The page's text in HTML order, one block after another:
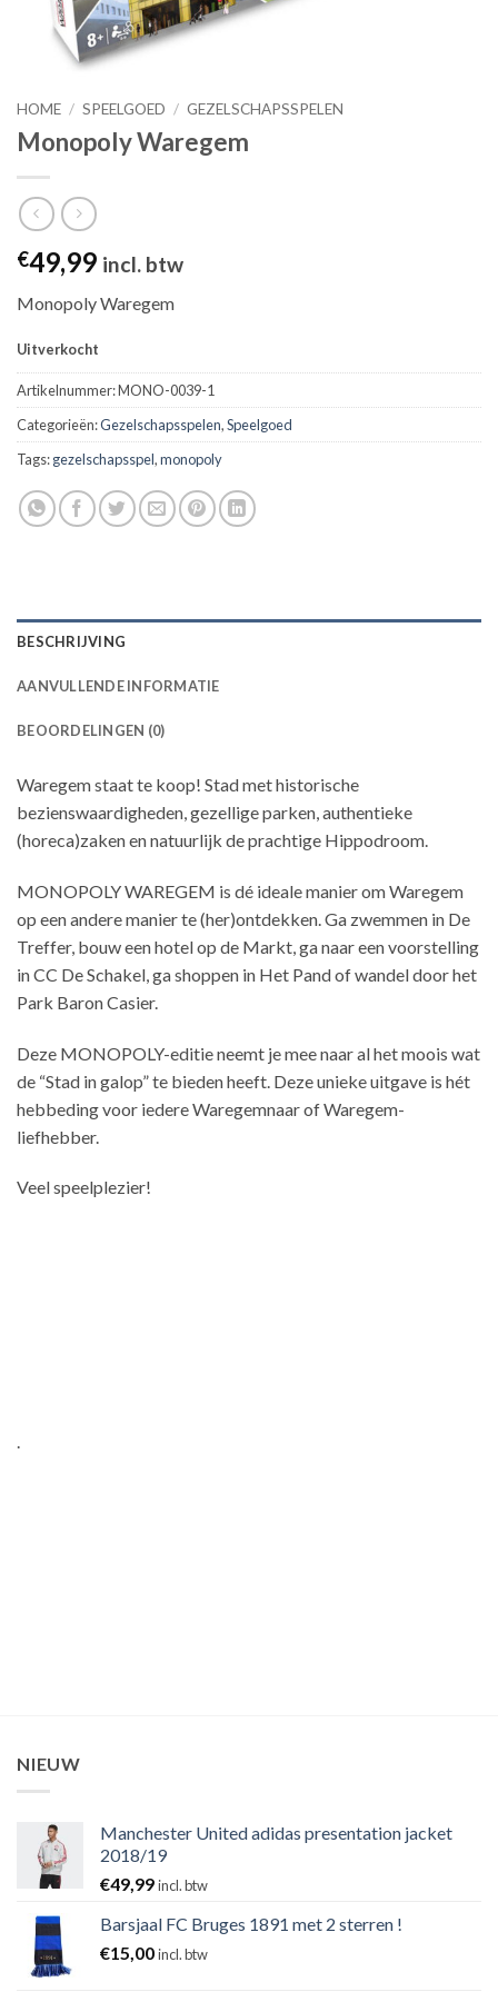
HOME / SPEELGOED / GEZELSCHAPSSPELEN
Monopoly Waregem
€49,99 incl. btw
Monopoly Waregem
Uitverkocht
Artikelnummer:MONO-0039-1
Categorieën:Gezelschapsspelen,Speelgoed
Tags:gezelschapsspel,monopoly
BESCHRIJVING
AANVULLENDE INFORMATIE
BEOORDELINGEN (0)
Waregem staat te koop! Stad met historische
bezienswaardigheden, gezellige parken, authentieke
(horeca)zaken en natuurlijk de prachtige Hippodroom.
MONOPOLY WAREGEM is dé ideale manier om Waregem
op een andere manier te (her)ontdekken. Ga zwemmen in De
Treffer, bouw een hotel op de Markt, ga naar een voorstelling
in CC De Schakel, ga shoppen in Het Pand of wandel door het
Park Baron Casier.
Deze MONOPOLY-editie neemt je mee naar al het moois wat
de “Stad in galop” te bieden heeft. Deze unieke uitgave is hét
hebbeding voor iedere Waregemnaar of Waregem-
liefhebber.
Veel speelplezier!
.
NIEUW
Manchester United adidas presentation jacket
2018/19
€49,99incl. btw
Barsjaal FC Bruges 1891 met 2 sterren !
€15,00incl. btw